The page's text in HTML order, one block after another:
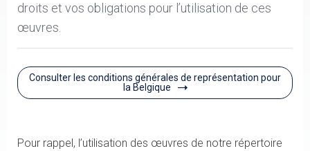
droits et vos obligations pour l’utilisation de ces
œuvres.
Consulter les conditions générales de représentation pour
la Belgique
Pour rappel, l’utilisation des œuvres de notre répertoire